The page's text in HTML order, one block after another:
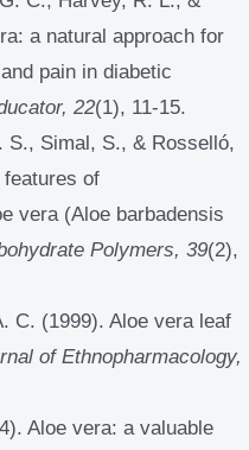
a natural approach for
pain in diabetic
22(1), 11-15.
S., Simal, S., & Rosselló,
of
vera (Aloe barbadensis
Polymers, 39(2),
C. (1999). Aloe vera leaf
of Ethnopharmacology,
Aloe vera: a valuable